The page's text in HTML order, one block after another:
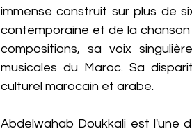
immense construit sur plus de
contemporaine et de la
compositions, sa voix
musicales du Maroc. Sa
culturel marocain et arabe.
Abdelwahab Doukkali est l'une